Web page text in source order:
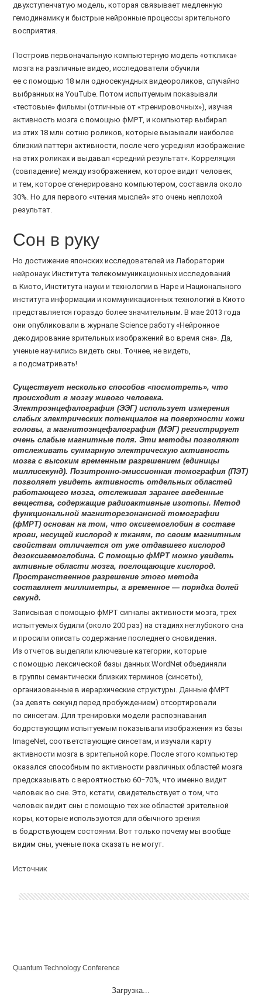
двухступенчатую модель, которая связывает медленную
гемодинамику и быстрые нейронные процессы зрительного
восприятия.
Построив первоначальную компьютерную модель «отклика»
мозга на различные видео, исследователи обучили
ее с помощью 18 млн односекундных видеороликов, случайно
выбранных на YouTube. Потом испытуемым показывали
«тестовые» фильмы (отличные от «тренировочных»), изучая
активность мозга с помощью фМРТ, и компьютер выбирал
из этих 18 млн сотню роликов, которые вызывали наиболее
близкий паттерн активности, после чего усреднял изображение
на этих роликах и выдавал «средний результат». Корреляция
(совпадение) между изображением, которое видит человек,
и тем, которое сгенерировано компьютером, составила около
30%. Но для первого «чтения мыслей» это очень неплохой
результат.
Сон в руку
Но достижение японских исследователей из Лаборатории
нейронаук Института телекоммуникационных исследований
в Киото, Института науки и технологии в Наре и Национального
института информации и коммуникационных технологий в Киото
представляется гораздо более значительным. В мае 2013 года
они опубликовали в журнале Science работу «Нейронное
декодирование зрительных изображений во время сна». Да,
ученые научились видеть сны. Точнее, не видеть,
а подсматривать!
Существует несколько способов «посмотреть», что
происходит в мозгу живого человека.
Электроэнцефалография (ЭЭГ) использует измерения
слабых электрических потенциалов на поверхности кожи
головы, а магнитоэнцефалография (МЭГ) регистрирует
очень слабые магнитные поля. Эти методы позволяют
отслеживать суммарную электрическую активность
мозга с высоким временным разрешением (единицы
миллисекунд). Позитронно-эмиссионная томография (ПЭТ)
позволяет увидеть активность отдельных областей
работающего мозга, отслеживая заранее введенные
вещества, содержащие радиоактивные изотопы. Метод
функциональной магниторезонансной томографии
(фМРТ) основан на том, что оксигемоглобин в составе
крови, несущей кислород к тканям, по своим магнитным
свойствам отличается от уже отдавшего кислород
дезоксигемоглобина. С помощью фМРТ можно увидеть
активные области мозга, поглощающие кислород.
Пространственное разрешение этого метода
составляет миллиметры, а временное — порядка долей
секунд.
Записывая с помощью фМРТ сигналы активности мозга, трех
испытуемых будили (около 200 раз) на стадиях неглубокого сна
и просили описать содержание последнего сновидения.
Из отчетов выделяли ключевые категории, которые
с помощью лексической базы данных WordNet объединяли
в группы семантически близких терминов (синсеты),
организованные в иерархические структуры. Данные фМРТ
(за девять секунд перед пробуждением) отсортировали
по синсетам. Для тренировки модели распознавания
бодрствующим испытуемым показывали изображения из базы
ImageNet, соответствующие синсетам, и изучали карту
активности мозга в зрительной коре. После этого компьютер
оказался способным по активности различных областей мозга
предсказывать с вероятностью 60−70%, что именно видит
человек во сне. Это, кстати, свидетельствует о том, что
человек видит сны с помощью тех же областей зрительной
коры, которые используются для обычного зрения
в бодрствующем состоянии. Вот только почему мы вообще
видим сны, ученые пока сказать не могут.
Источник
Quantum Technology Conference
Загрузка...